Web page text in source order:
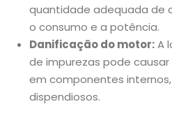
quantidade adequada de
o consumo e a potência.
Danificação do motor:A
de impurezas pode
em componentes
dispendiosos.